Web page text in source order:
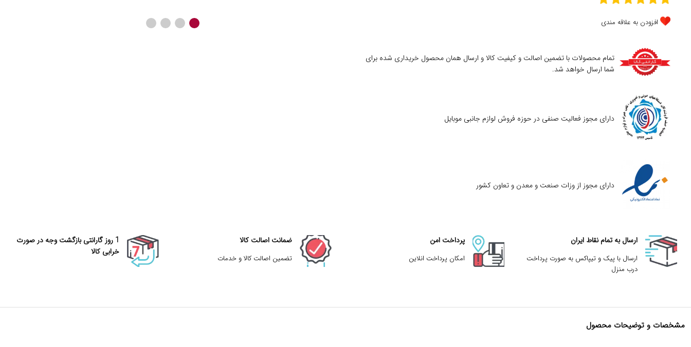
افزودن به علاقه مندی
تمام محصولات با تضمین اصالت و کیفیت کالا و ارسال همان محصول خریداری شده برای
شما ارسال خواهد شد.
دارای مجوز فعالیت صنفی در حوزه فروش لوازم جانبی موبایل
دارای مجوز از وزات صنعت و معدن و تعاون کشور
ارسال به تمام نقاط ایران
ارسال با پیک و تیپاکس به صورت پرداخت
درب منزل
پرداخت امن
امکان پرداخت انلاین
ضمانت اصالت کالا
تضمین اصالت کالا و خدمات
1 روز گارانتی بازگشت وجه در صورت
خرابی کالا
مشخصات و توضیحات محصول